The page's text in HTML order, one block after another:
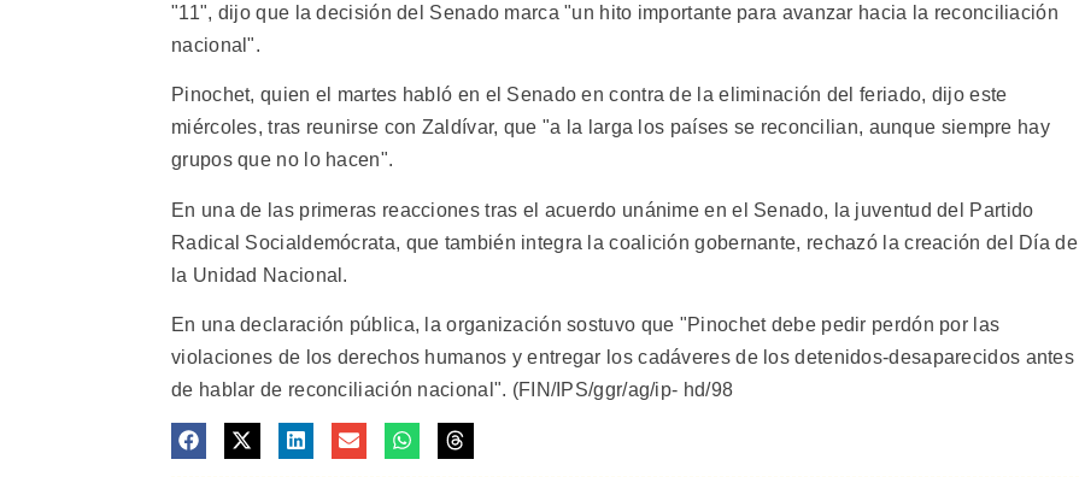
"11", dijo que la decisión del Senado marca "un hito importante para avanzar hacia la reconciliación
nacional".
Pinochet, quien el martes habló en el Senado en contra de la eliminación del feriado, dijo este
miércoles, tras reunirse con Zaldívar, que "a la larga los países se reconcilian, aunque siempre hay
grupos que no lo hacen".
En una de las primeras reacciones tras el acuerdo unánime en el Senado, la juventud del Partido
Radical Socialdemócrata, que también integra la coalición gobernante, rechazó la creación del Día de
la Unidad Nacional.
En una declaración pública, la organización sostuvo que "Pinochet debe pedir perdón por las
violaciones de los derechos humanos y entregar los cadáveres de los detenidos-desaparecidos antes
de hablar de reconciliación nacional". (FIN/IPS/ggr/ag/ip- hd/98